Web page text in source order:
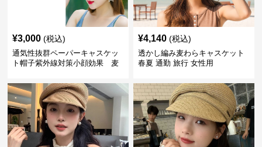
¥3,000 (税込)
通気性抜群ペーパーキャスケッ
ト帽子紫外線対策小顔効果 麦
¥4,140 (税込)
透かし編み麦わらキャスケット
春夏 通勤 旅行 女性用